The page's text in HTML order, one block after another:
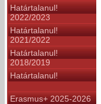
Határtalanul!
2022/2023
Határtalanul!
2021/2022
Határtalanul!
2018/2019
Határtalanul!
Erasmus+ 2025-2026